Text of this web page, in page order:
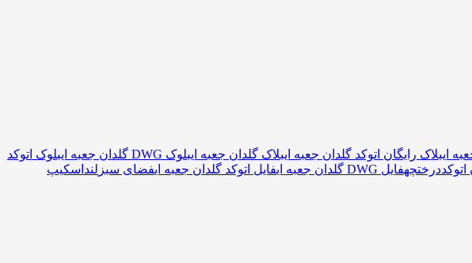
ایبلاک رایگان اتوکد گلدان جعبه ایبلاک گلدان جعبه ایبلوک DWG گلدان جعبه ای
بلوک اتوکد
اتوکددرختچهفایل DWG گلدان جعبه ای فایل اتوکد گلدان جعبه ایفضای سبز لنداسکیپ